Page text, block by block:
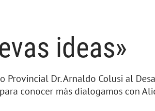
ideas»
Provincial Dr. Arnaldo Colusi al
conocer más dialogamos con